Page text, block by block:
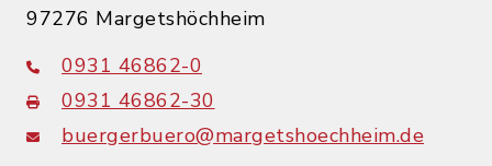
97276 Margetshöchheim
0931 46862-0
0931 46862-30
buergerbuero@margetshoechheim.de